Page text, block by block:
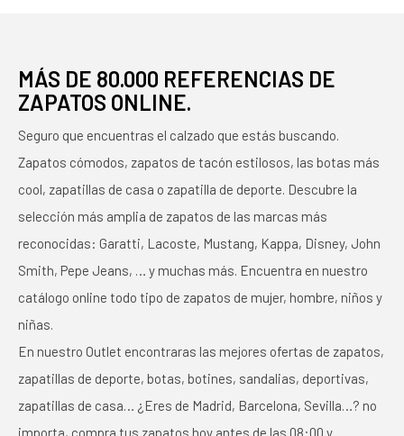
MÁS DE 80.000 REFERENCIAS DE
ZAPATOS ONLINE.
Seguro que encuentras el calzado que estás buscando.
Zapatos cómodos, zapatos de tacón estilosos, las botas más
cool, zapatillas de casa o zapatilla de deporte. Descubre la
selección más amplia de zapatos de las marcas más
reconocidas: Garatti, Lacoste, Mustang, Kappa, Disney, John
Smith, Pepe Jeans, … y muchas más. Encuentra en nuestro
catálogo online todo tipo de zapatos de mujer, hombre, niños y
niñas.
En nuestro Outlet encontraras las mejores ofertas de zapatos,
zapatillas de deporte, botas, botines, sandalias, deportivas,
zapatillas de casa… ¿Eres de Madrid, Barcelona, Sevilla…? no
importa, compra tus zapatos hoy antes de las 08:00 y